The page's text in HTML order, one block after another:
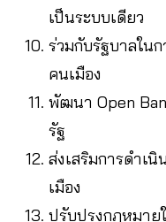
เป็นระบบเดียว
ร่วมกับรัฐบาลใน
คนเมือง
พัฒนา Open
รัฐ
ส่งเสริมการดำเ
เมือง
ปรับปรุงกฎหมาย